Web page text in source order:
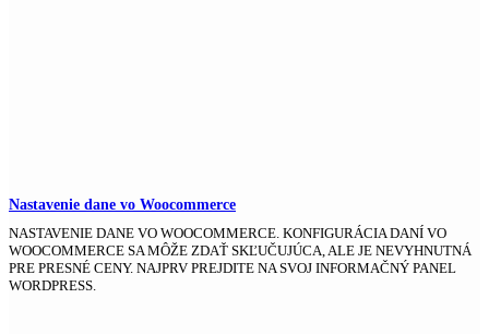
Nastavenie dane vo Woocommerce
NASTAVENIE DANE VO WOOCOMMERCE. KONFIGURÁCIA DANÍ VO
WOOCOMMERCE SA MÔŽE ZDAŤ SKĽUČUJÚCA, ALE JE NEVYHNUTNÁ
PRE PRESNÉ CENY. NAJPRV PREJDITE NA SVOJ INFORMAČNÝ PANEL
WORDPRESS.